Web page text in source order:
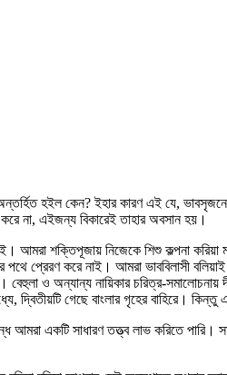
হইল কেন? ইহার কারণ এই যে, ভাবসৃজনের
না, এইজন্য বিকারেই তাহার অবসান হয়।
শক্তিপূজায় নিজেকে শিশু কল্পনা করিয়া মা
প্রেরণ করে নাই। আমরা ভাববিলাসী
ও অন্যান্য নায়িকার চরিত্র-সমালোচনায়
দ্বিতীয়টি গেছে বাংলার গৃহের বাহিরে।
একটি সাধারণ তত্ত্ব লাভ করিতে